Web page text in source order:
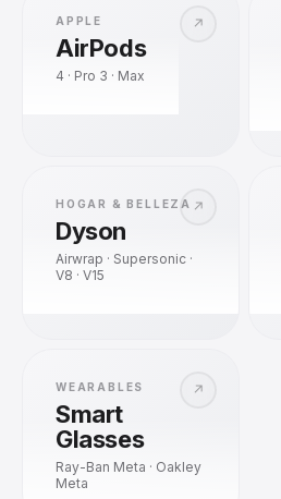
↗
APPLE
AirPods
4 · Pro 3 · Max
↗
HOGAR & BELLEZA
Dyson
Airwrap · Supersonic ·
V8 · V15
↗
WEARABLES
Smart
Glasses
Ray-Ban Meta · Oakley
Meta